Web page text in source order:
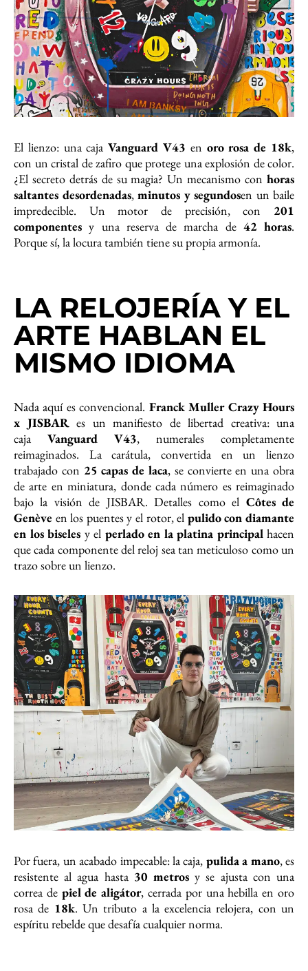
El lienzo: una cajaVanguard V43 en oro rosa de 18k,
con un cristal de zafiro que protege una explosión de color.
¿El secreto detrás de su magia? Un mecanismo con horas
saltantes desordenadas, minutos y segundosen un baile
impredecible. Un motor de precisión, con 201
componentes y una reserva de marcha de 42 horas.
Porque sí, la locura también tiene su propia armonía.
LA RELOJERÍA Y EL
ARTE HABLAN EL
MISMO IDIOMA
Nada aquí es convencional. Franck Muller Crazy Hours
x JISBAR es un manifiesto de libertad creativa: una
caja Vanguard V43, numerales completamente
reimaginados. La carátula, convertida en un lienzo
trabajado con 25 capas de laca, se convierte en una obra
de arte en miniatura, donde cada número es reimaginado
bajo la visión de JISBAR. Detalles como el Côtes de
Genève en los puentes y el rotor, el pulido con diamante
en los biseles y el perlado en la platina principal hacen
que cada componente del reloj sea tan meticuloso como un
trazo sobre un lienzo.
Por fuera, un acabado impecable: la caja, pulida a mano, es
resistente al agua hasta 30 metros y se ajusta con una
correa de piel de aligátor, cerrada por una hebilla en oro
rosa de 18k. Un tributo a la excelencia relojera, con un
espíritu rebelde que desafía cualquier norma.